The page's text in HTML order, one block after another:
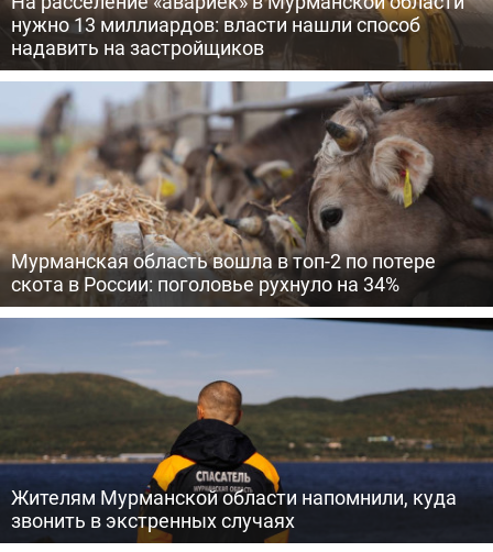
нужно 13 миллиардов: власти нашли способ
надавить на застройщиков
Мурманская область вошла в топ-2 по потере
скота в России: поголовье рухнуло на 34%
Жителям Мурманской области напомнили, куда
звонить в экстренных случаях